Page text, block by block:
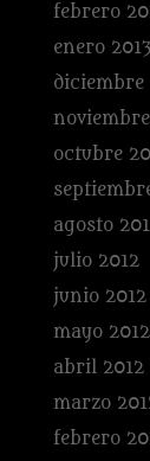
febrero
enero 2013
diciembre
octubre
agosto
julio 2012
junio 2012
mayo 2012
abril 2012
marzo
febrero